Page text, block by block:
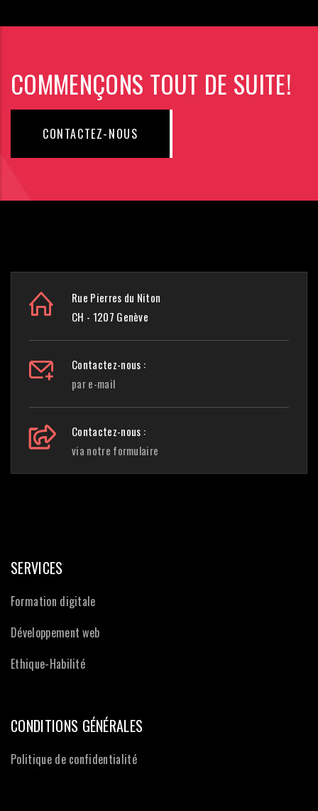
COMMENÇONS TOUT DE SUITE!
CONTACTEZ-NOUS
Rue Pierres du Niton
CH - 1207 Genève
Contactez-nous :
par e-mail
Contactez-nous :
via notre formulaire
SERVICES
Formation digitale
Développement web
Ethique-Habilité
CONDITIONS GÉNÉRALES
Politique de confidentialité